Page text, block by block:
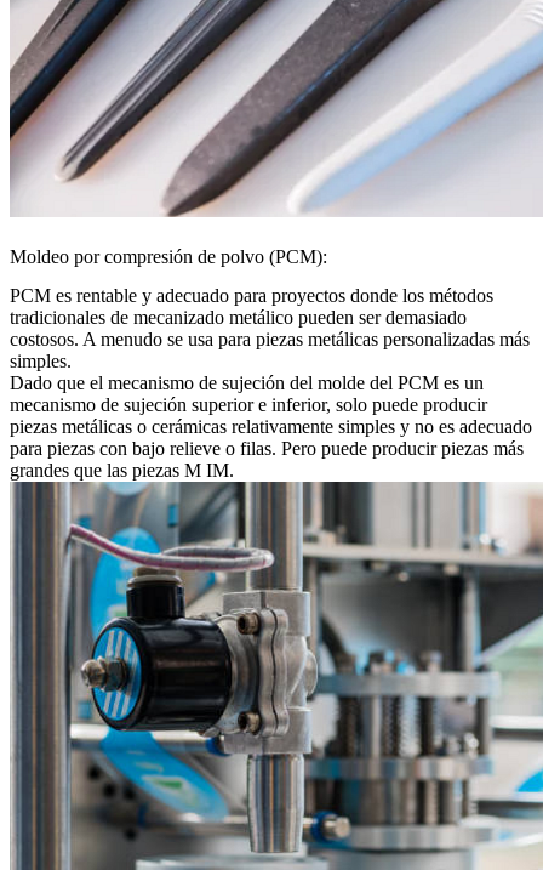
Moldeo por compresión de polvo (PCM):
PCM es rentable y adecuado para proyectos donde los métodos
tradicionales de mecanizado metálico pueden ser demasiado
costosos. A menudo se usa para piezas metálicas personalizadas más
simples.
Dado que el mecanismo de sujeción del molde del PCM es un
mecanismo de sujeción superior e inferior, solo puede producir
piezas metálicas o cerámicas relativamente simples y no es adecuado
para piezas con bajo relieve o filas. Pero puede producir piezas más
grandes que las piezas M IM.